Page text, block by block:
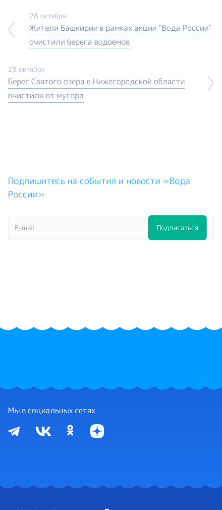
28 октября
Жители Башкирии в рамках акции "Вода России"
очистили берега водоемов
28 октября
Берег Святого озера в Нижегородской области
очистили от мусора
Подпишитесь на события и новости «Вода
России»
Мы в социальных сетях